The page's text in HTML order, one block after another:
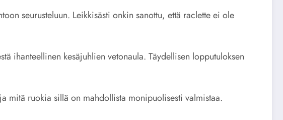
seurusteluun. Leikkisästi onkin sanottu, että raclette ei ole
ihanteellinen kesäjuhlien vetonaula. Täydellisen lopputuloksen
mitä ruokia sillä on mahdollista monipuolisesti valmistaa.